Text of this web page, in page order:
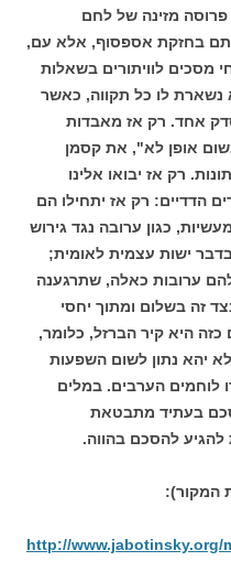
מזינה של לחם
בחזקת אספסוף, אלא עם,
לוויתורים בשאלות
נשארת לו כל תקווה, כאשר
אחד. רק אז מאבדות
אופן לא", את קסמן
רק אז יבואו אלינו
הדדיים: רק אז יתחילו הם
כגון ערובה נגד גירוש
בדבר ישות עצמית לאומית;
להם ערובות כאלה, שתרגענה
זה בשלום ומתוך יחסי
כזה היא קיר הברזל, כלומר,
יהא נתון לשום השפעות
לוחמים הערבים. במלים
בעתיד מתבטאת
להסכם בהווה.
המקור):
http://www.jabotinsky.org/